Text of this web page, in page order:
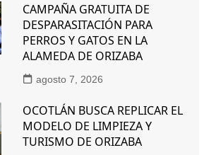
CAMPAÑA GRATUITA DE
DESPARASITACIÓN PARA
PERROS Y GATOS EN LA
ALAMEDA DE ORIZABA
agosto 7, 2026
OCOTLÁN BUSCA REPLICAR EL
MODELO DE LIMPIEZA Y
TURISMO DE ORIZABA